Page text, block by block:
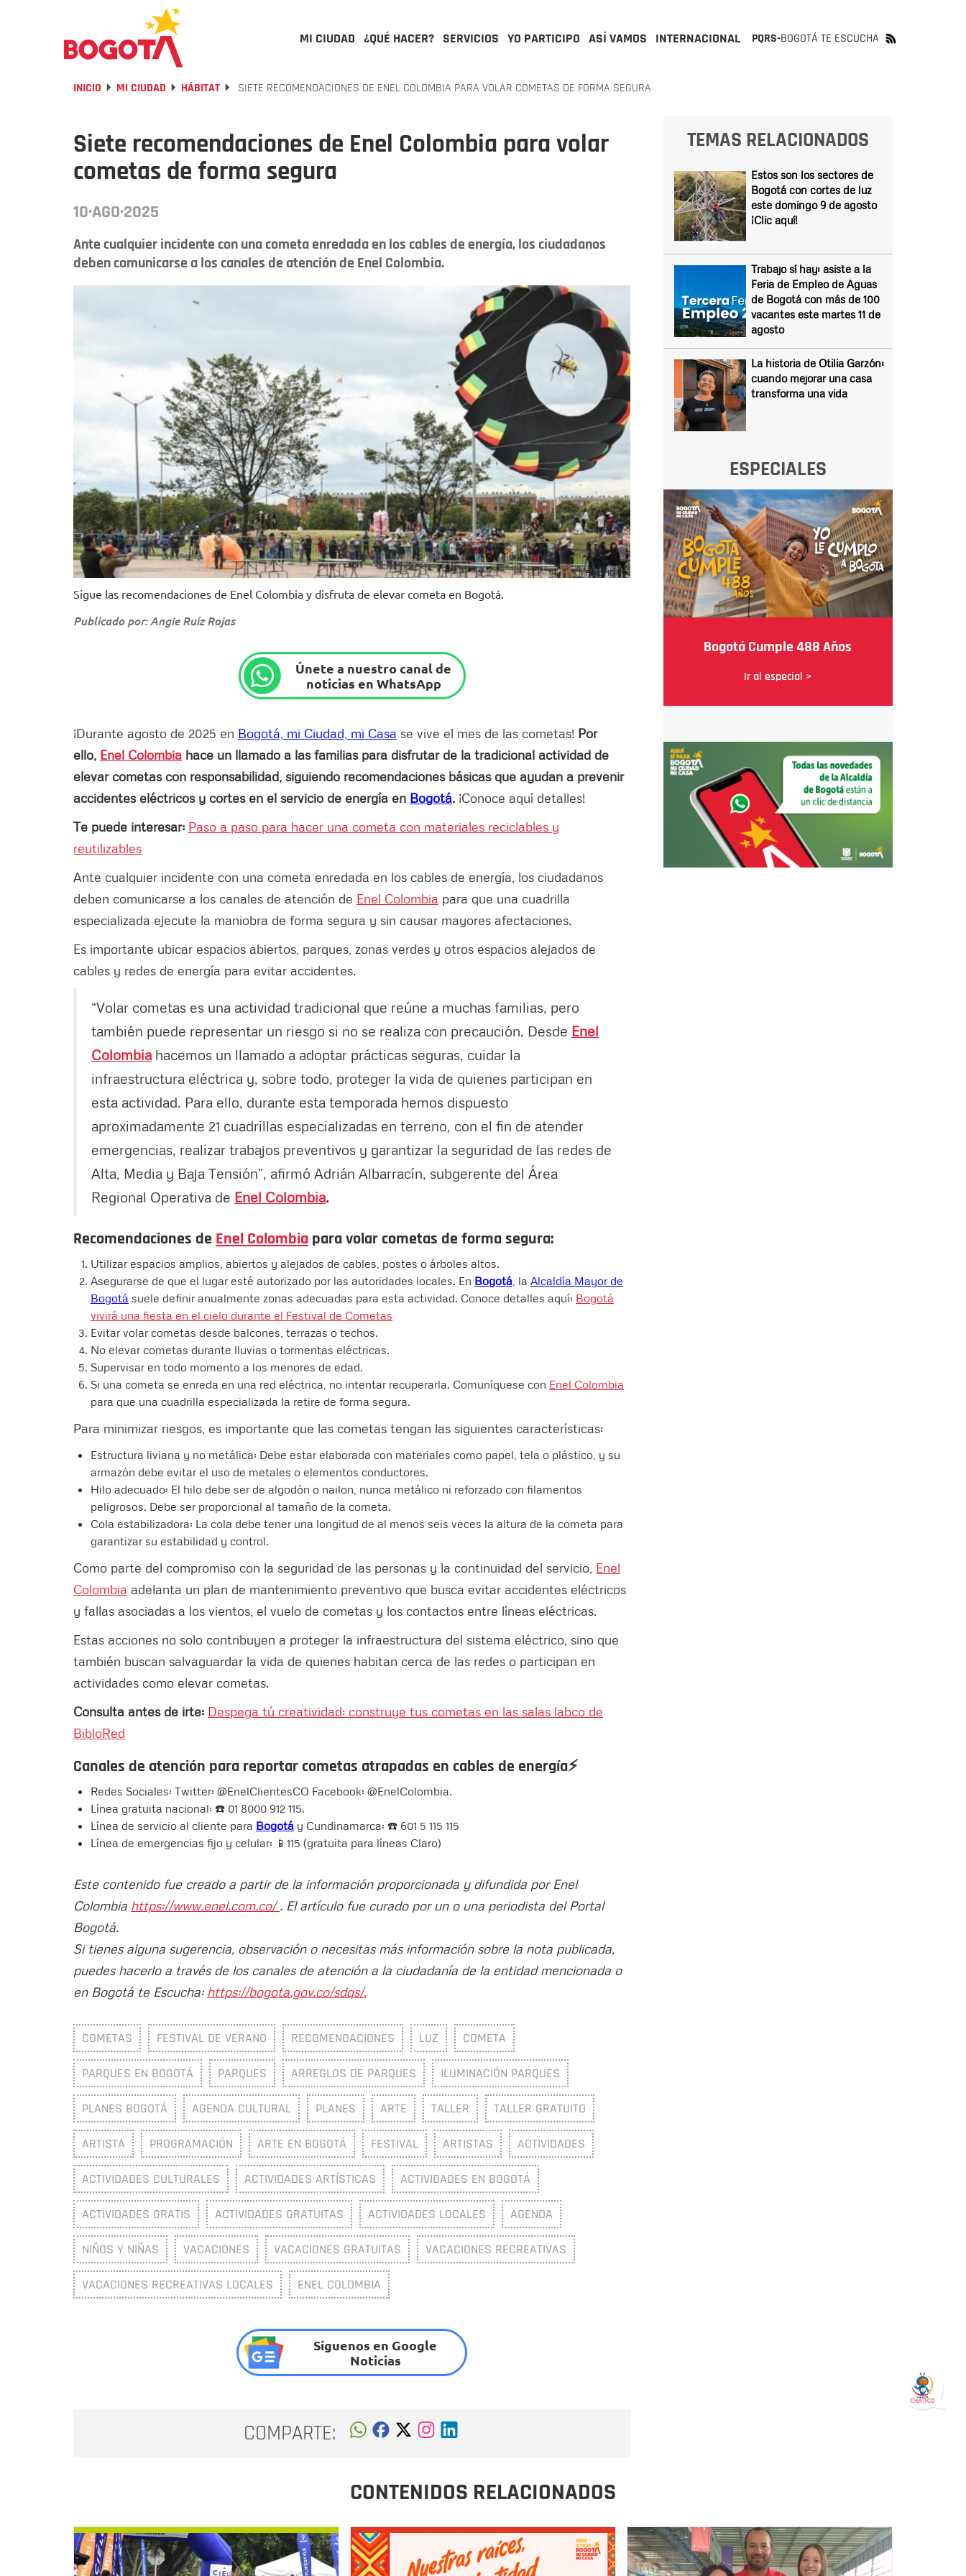
MI CIUDAD ¿QUÉ HACER? SERVICIOS YO PARTICIPO ASÍ VAMOS INTERNACIONAL PQRS-BOGOTÁ TE ESCUCHA
INICIO MI CIUDAD HÁBITAT SIETE RECOMENDACIONES DE ENEL COLOMBIA PARA VOLAR COMETAS DE FORMA SEGURA
Siete recomendaciones de Enel Colombia para volar
cometas de forma segura
10·AGO·2025
Ante cualquier incidente con una cometa enredada en los cables de energía, los ciudadanos
deben comunicarse a los canales de atención de Enel Colombia.
Foto: IDRD.
Sigue las recomendaciones de Enel Colombia y disfruta de elevar cometa en Bogotá.
Publicado por: Angie Ruíz Rojas
Únete a nuestro canal de
noticias en WhatsApp
¡Durante agosto de 2025 en Bogotá, mi Ciudad, mi Casa se vive el mes de las cometas! Por
ello, Enel Colombia hace un llamado a las familias para disfrutar de la tradicional actividad de
elevar cometas con responsabilidad, siguiendo recomendaciones básicas que ayudan a prevenir
accidentes eléctricos y cortes en el servicio de energía en Bogotá. ¡Conoce aquí detalles!
Te puede interesar: Paso a paso para hacer una cometa con materiales reciclables y
reutilizables
Ante cualquier incidente con una cometa enredada en los cables de energía, los ciudadanos
deben comunicarse a los canales de atención de Enel Colombia para que una cuadrilla
especializada ejecute la maniobra de forma segura y sin causar mayores afectaciones.
Es importante ubicar espacios abiertos, parques, zonas verdes y otros espacios alejados de
cables y redes de energía para evitar accidentes.
“Volar cometas es una actividad tradicional que reúne a muchas familias, pero
también puede representar un riesgo si no se realiza con precaución. Desde Enel
Colombia hacemos un llamado a adoptar prácticas seguras, cuidar la
infraestructura eléctrica y, sobre todo, proteger la vida de quienes participan en
esta actividad. Para ello, durante esta temporada hemos dispuesto
aproximadamente 21 cuadrillas especializadas en terreno, con el fin de atender
emergencias, realizar trabajos preventivos y garantizar la seguridad de las redes de
Alta, Media y Baja Tensión”, afirmó Adrián Albarracín, subgerente del Área
Regional Operativa de Enel Colombia.
Recomendaciones de Enel Colombia para volar cometas de forma segura:
Utilizar espacios amplios, abiertos y alejados de cables, postes o árboles altos.
Asegurarse de que el lugar esté autorizado por las autoridades locales. En Bogotá , la Alcaldía Mayor de
Bogotá suele definir anualmente zonas adecuadas para esta actividad. Conoce detalles aquí: Bogotá
vivirá una fiesta en el cielo durante el Festival de Cometas
Evitar volar cometas desde balcones, terrazas o techos.
No elevar cometas durante lluvias o tormentas eléctricas.
Supervisar en todo momento a los menores de edad.
Si una cometa se enreda en una red eléctrica, no intentar recuperarla. Comuníquese con Enel Colombia
para que una cuadrilla especializada la retire de forma segura.
Para minimizar riesgos, es importante que las cometas tengan las siguientes características:
Estructura liviana y no metálica: Debe estar elaborada con materiales como papel, tela o plástico, y su
armazón debe evitar el uso de metales o elementos conductores.
Hilo adecuado: El hilo debe ser de algodón o nailon, nunca metálico ni reforzado con filamentos
peligrosos. Debe ser proporcional al tamaño de la cometa.
Cola estabilizadora: La cola debe tener una longitud de al menos seis veces la altura de la cometa para
garantizar su estabilidad y control.
Como parte del compromiso con la seguridad de las personas y la continuidad del servicio, Enel
Colombia adelanta un plan de mantenimiento preventivo que busca evitar accidentes eléctricos
y fallas asociadas a los vientos, el vuelo de cometas y los contactos entre líneas eléctricas.
Estas acciones no solo contribuyen a proteger la infraestructura del sistema eléctrico, sino que
también buscan salvaguardar la vida de quienes habitan cerca de las redes o participan en
actividades como elevar cometas.
Consulta antes de irte: Despega tú creatividad: construye tus cometas en las salas labco de
BibloRed
Canales de atención para reportar cometas atrapadas en cables de energía⚡
Redes Sociales: Twitter: @EnelClientesCO Facebook: @EnelColombia.
Línea gratuita nacional: ☎️ 01 8000 912 115.
Línea de servicio al cliente para Bogotá y Cundinamarca: ☎️ 601 5 115 115
Línea de emergencias fijo y celular: 📱115 (gratuita para líneas Claro)
Este contenido fue creado a partir de la información proporcionada y difundida por Enel
Colombia https://www.enel.com.co/. El artículo fue curado por un o una periodista del Portal
Bogotá.
Si tienes alguna sugerencia, observación o necesitas más información sobre la nota publicada,
puedes hacerlo a través de los canales de atención a la ciudadanía de la entidad mencionada o
en Bogotá te Escucha: https://bogota.gov.co/sdqs/.
COMETAS FESTIVAL DE VERANO RECOMENDACIONES LUZ COMETA
PARQUES EN BOGOTÁ PARQUES ARREGLOS DE PARQUES ILUMINACIÓN PARQUES
PLANES BOGOTÁ AGENDA CULTURAL PLANES ARTE TALLER TALLER GRATUITO
ARTISTA PROGRAMACIÓN ARTE EN BOGOTÁ FESTIVAL ARTISTAS ACTIVIDADES
ACTIVIDADES CULTURALES ACTIVIDADES ARTÍSTICAS ACTIVIDADES EN BOGOTÁ
ACTIVIDADES GRATIS ACTIVIDADES GRATUITAS ACTIVIDADES LOCALES AGENDA
NIÑOS Y NIÑAS VACACIONES VACACIONES GRATUITAS VACACIONES RECREATIVAS
VACACIONES RECREATIVAS LOCALES ENEL COLOMBIA
Síguenos en Google
Noticias
COMPARTE:
TEMAS RELACIONADOS
Estos son los sectores de
Bogotá con cortes de luz
este domingo 9 de agosto
¡Clic aquí!
Trabajo sí hay: asiste a la
Feria de Empleo de Aguas
de Bogotá con más de 100
vacantes este martes 11 de
agosto
La historia de Otilia Garzón:
cuando mejorar una casa
transforma una vida
ESPECIALES
Bogotá Cumple 488 Años
Ir al especial >
CONTENIDOS RELACIONADOS